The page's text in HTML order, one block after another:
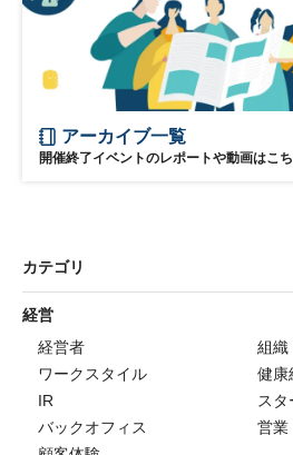
アーカイブ一覧
開催終了イベントのレポートや動画はこち
カテゴリ
経営
経営者
組織
ワークスタイル
健康
IR
スタ
バックオフィス
営業